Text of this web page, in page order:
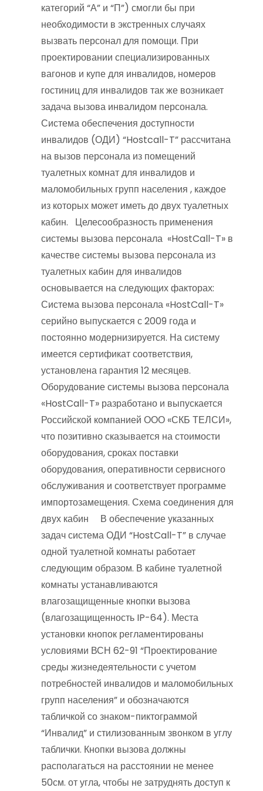
категорий “А” и “П”) смогли бы при
необходимости в экстренных случаях
вызвать персонал для помощи. При
проектировании специализированных
вагонов и купе для инвалидов, номеров
гостиниц для инвалидов так же возникает
задача вызова инвалидом персонала.
Система обеспечения доступности
инвалидов (ОДИ) “Hostcall-T” рассчитана
на вызов персонала из помещений
туалетных комнат для инвалидов и
маломобильных групп населения , каждое
из которых может иметь до двух туалетных
кабин. Целесообразность применения
системы вызова персонала «HostCall-T» в
качестве системы вызова персонала из
туалетных кабин для инвалидов
основывается на следующих факторах:
Система вызова персонала «HostCall-T»
серийно выпускается с 2009 года и
постоянно модернизируется. На систему
имеется сертификат соответствия,
установлена гарантия 12 месяцев.
Оборудование системы вызова персонала
«HostCall-T» разработано и выпускается
Российской компанией ООО «СКБ ТЕЛСИ»,
что позитивно сказывается на стоимости
оборудования, сроках поставки
оборудования, оперативности сервисного
обслуживания и соответствует программе
импортозамещения. Схема соединения для
двух кабин В обеспечение указанных
задач система ОДИ “HostCall-T” в случае
одной туалетной комнаты работает
следующим образом. В кабине туалетной
комнаты устанавливаются
влагозащищенные кнопки вызова
(влагозащищенность IP-64). Места
установки кнопок регламентированы
условиями ВСН 62-91 “Проектирование
среды жизнедеятельности с учетом
потребностей инвалидов и маломобильных
групп населения” и обозначаются
табличкой со знаком-пиктограммой
“Инвалид” и стилизованным звонком в углу
таблички. Кнопки вызова должны
располагаться на расстоянии не менее
50см. от угла, чтобы не затруднять доступ к